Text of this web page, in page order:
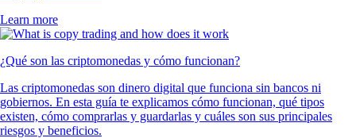
Learn more
¿Qué son las criptomonedas y cómo funcionan?
Las criptomonedas son dinero digital que funciona sin bancos ni
gobiernos. En esta guía te explicamos cómo funcionan, qué tipos
existen, cómo comprarlas y guardarlas y cuáles son sus principales
riesgos y beneficios.